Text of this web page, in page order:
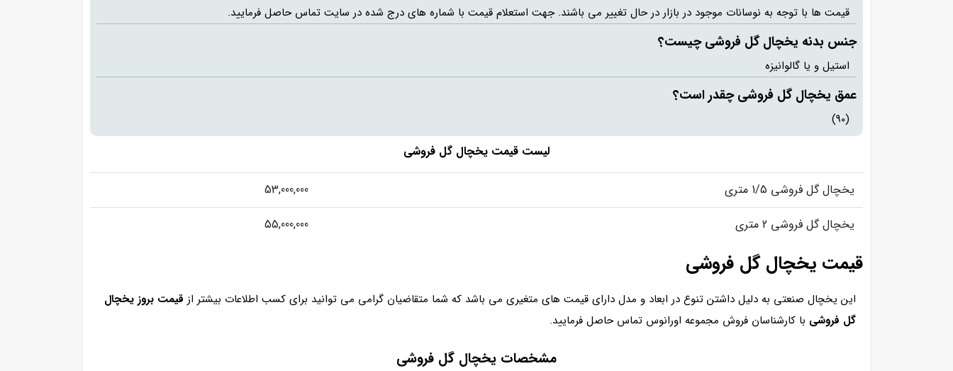
قیمت ها با توجه به نوسانات موجود در بازار در حال تغییر می باشند. جهت استعلام قیمت با شماره های درج شده در سایت تماس حاصل فرمایید.
جنس بدنه یخچال گل فروشی چیست؟
استیل و یا گالوانیزه
عمق یخچال گل فروشی چقدر است؟
(90)
لیست قیمت یخچال گل فروشی
یخچال گل فروشی 1/5 متری
53,000,000
یخچال گل فروشی 2 متری
55,000,000
قیمت یخچال گل فروشی
این یخچال صنعتی به دلیل داشتن تنوع در ابعاد و مدل دارای قیمت های متغیری می باشد که شما متقاضیان گرامی می توانید برای کسب اطلاعات بیشتر از قیمت بروز یخچال
گل فروشی با کارشناسان فروش مجموعه اورانوس تماس حاصل فرمایید.
مشخصات یخچال گل فروشی